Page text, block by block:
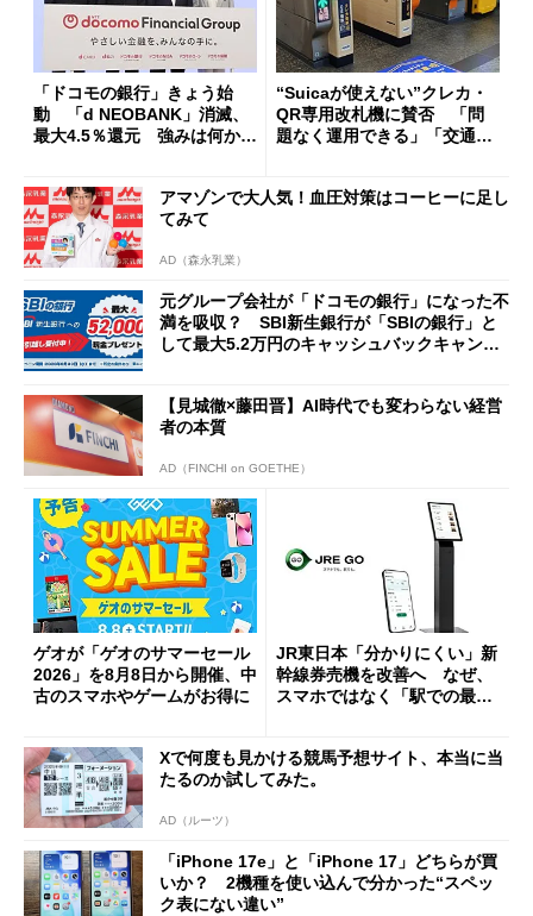
「ドコモの銀行」きょう始
動 「d NEOBANK」消滅、
最大4.5％還元 強みは何か解
“Suicaが使えない”クレカ・
QR専用改札機に賛否 「問
題なく運用できる」「交通系I
アマゾンで大人気！血圧対策はコーヒーに足し
てみて
AD（森永乳業）
元グループ会社が「ドコモの銀行」になった不
満を吸収？ SBI新生銀行が「SBIの銀行」と
して最大5.2万円のキャッシュバックキャンペ
【見城徹×藤田晋】AI時代でも変わらない経営
者の本質
AD（FINCHI on GOETHE）
ゲオが「ゲオのサマーセール
2026」を8月8日から開催、中
古のスマホやゲームがお得に
JR東日本「分かりにくい」新
幹線券売機を改善へ なぜ、
スマホではなく「駅での最短
Xで何度も見かける競馬予想サイト、本当に当
たるのか試してみた。
AD（ルーツ）
「iPhone 17e」と「iPhone 17」どちらが買
いか？ 2機種を使い込んで分かった“スペッ
ク表にない違い”